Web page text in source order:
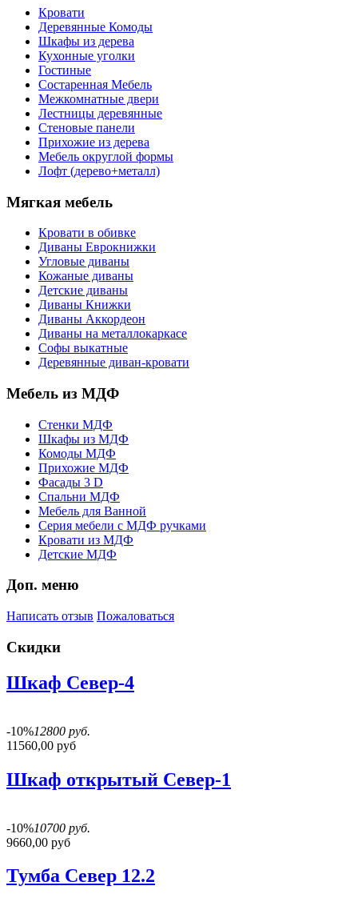
Кровати
Деревянные Комоды
Шкафы из дерева
Кухонные уголки
Гостиные
Состаренная Мебель
Межкомнатные двери
Лестницы деревянные
Стеновые панели
Прихожие из дерева
Мебель округлой формы
Лофт (дерево+металл)
Мягкая мебель
Кровати в обивке
Диваны Еврокнижки
Угловые диваны
Кожаные диваны
Детские диваны
Диваны Книжки
Диваны Аккордеон
Диваны на металлокаркасе
Софы выкатные
Деревянные диван-кровати
Мебель из МДФ
Стенки МДФ
Шкафы из МДФ
Комоды МДФ
Прихожие МДФ
Фасады 3 D
Спальни МДФ
Мебель для Ванной
Серия мебели с МДФ ручками
Кровати из МДФ
Детские МДФ
Доп. меню
Написать отзыв Пожаловаться
Скидки
Шкаф Север-4
-10%12800 руб.
11560,00 руб
Шкаф открытый Север-1
-10%10700 руб.
9660,00 руб
Тумба Север 12.2